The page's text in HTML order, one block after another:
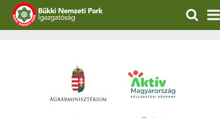
TERMÉSZETVÉDELEM